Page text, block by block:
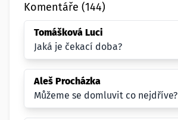
Komentáře (144)
Tomášková Luci
Jaká je čekací doba?
Aleš Procházka
Můžeme se domluvit co nejdříve?